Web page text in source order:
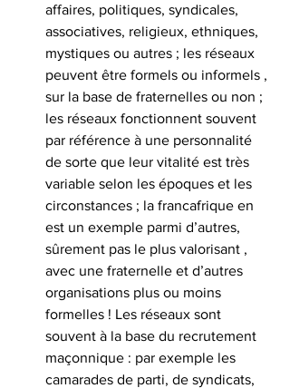
affaires, politiques, syndicales,
associatives, religieux, ethniques,
mystiques ou autres ; les réseaux
peuvent être formels ou informels ,
sur la base de fraternelles ou non ;
les réseaux fonctionnent souvent
par référence à une personnalité
de sorte que leur vitalité est très
variable selon les époques et les
circonstances ; la francafrique en
est un exemple parmi d’autres,
sûrement pas le plus valorisant ,
avec une fraternelle et d’autres
organisations plus ou moins
formelles ! Les réseaux sont
souvent à la base du recrutement
maçonnique : par exemple les
camarades de parti, de syndicats,